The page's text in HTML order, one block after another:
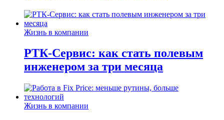
Жизнь в компании
РТК-Сервис: как стать полевым
инженером за три месяца
Жизнь в компании